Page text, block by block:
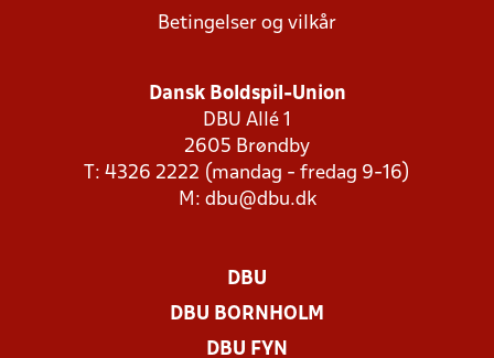
Betingelser og vilkår
Dansk Boldspil-Union
DBU Allé 1
2605 Brøndby
T: 4326 2222 (mandag - fredag 9-16)
M: dbu@dbu.dk
DBU
DBU BORNHOLM
DBU FYN